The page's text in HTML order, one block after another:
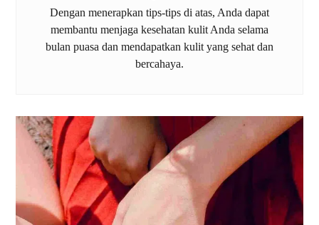
Dengan menerapkan tips-tips di atas, Anda dapat
membantu menjaga kesehatan kulit Anda selama
bulan puasa dan mendapatkan kulit yang sehat dan
bercahaya.